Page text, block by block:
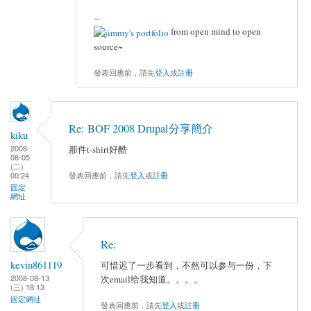
--
from open mind to open
source~
發表回應前，請先登入或註冊
kiku
2008-
08-05
(二)
00:24
固定
網址
Re: BOF 2008 Drupal分享簡介
那件t-shirt好酷
發表回應前，請先登入或註冊
kevin861119
2008-08-13
(三) 18:13
固定網址
Re:
可惜迟了一步看到，不然可以参与一份，下
次email给我知道。。。。
發表回應前，請先登入或註冊